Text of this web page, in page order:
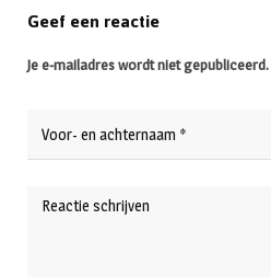
Geef een reactie
Je e-mailadres wordt niet gepubliceerd.